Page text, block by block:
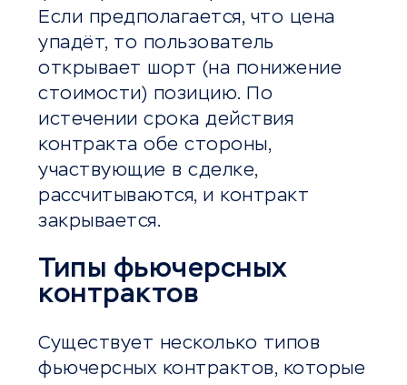
Если предполагается, что цена
упадёт, то пользователь
открывает шорт (на понижение
стоимости) позицию. По
истечении срока действия
контракта обе стороны,
участвующие в сделке,
рассчитываются, и контракт
закрывается.
Типы фьючерсных
контрактов
Существует несколько типов
фьючерсных контрактов, которые